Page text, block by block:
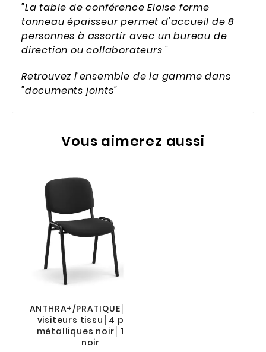
"La table de conférence Eloise forme
tonneau épaisseur permet d'accueil de 8
personnes à assortir avec un bureau de
direction ou collaborateurs "
Retrouvez l'ensemble de la gamme dans
"documents joints"
Vous aimerez aussi
ANTHRA+/PRATIQUE│Siège
visiteurs tissu│4 pieds
métalliques noir│Tissu
noir